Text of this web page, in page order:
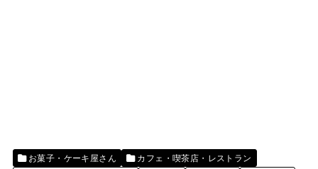
お菓子・ケーキ屋さん
カフェ・喫茶店・レストラン